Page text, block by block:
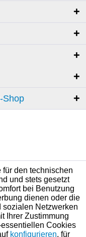
Shop
den technischen
und stets gesetzt
bei Benutzung
dienen oder die
sozialen Netzwerken
Ihrer Zustimmung
Cookies
konfigurieren, für